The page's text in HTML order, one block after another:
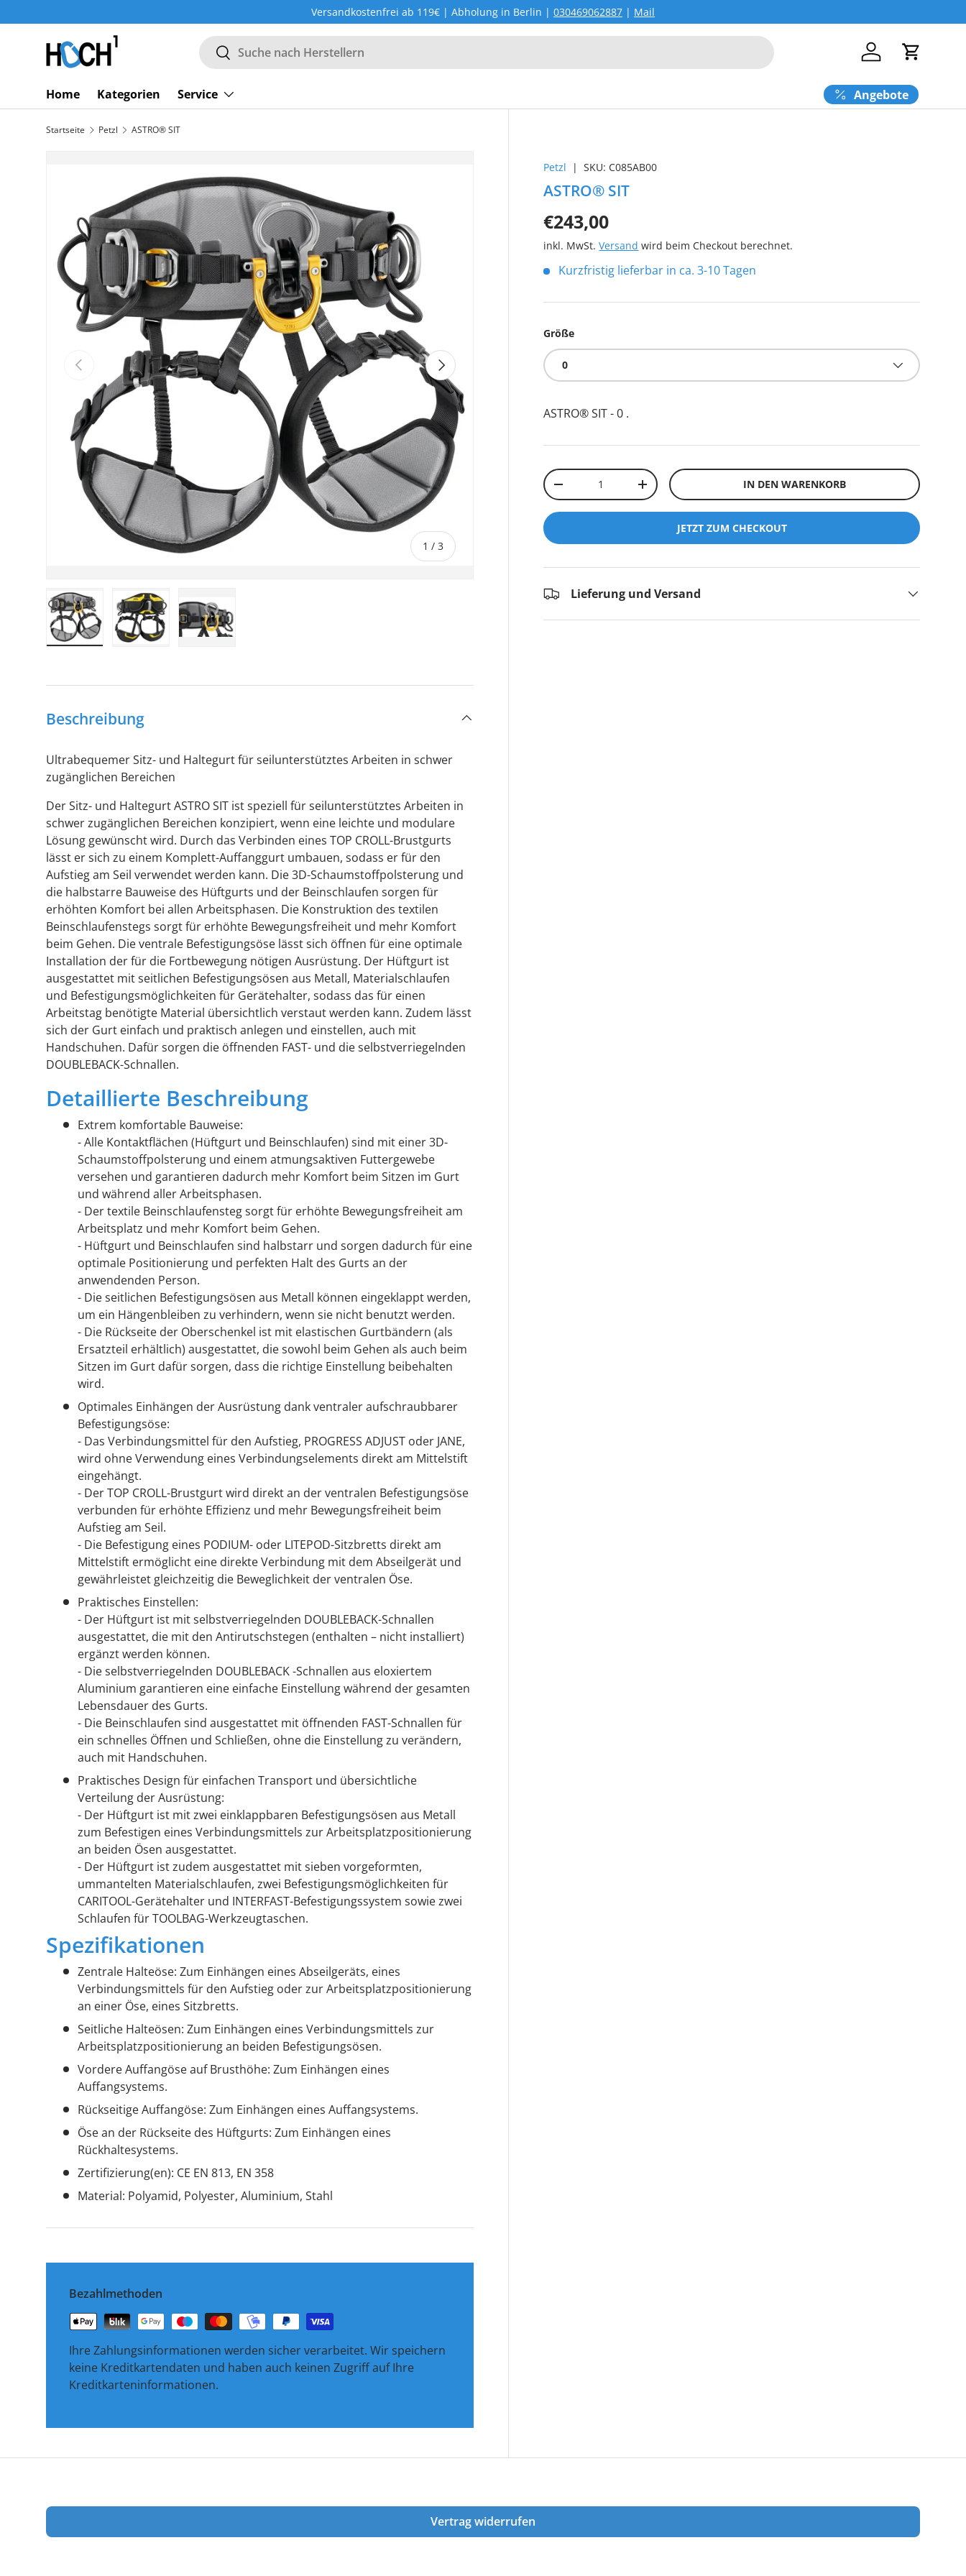
DIREKT ZUM INHALT
Versandkostenfrei ab 119€ | Abholung in Berlin | 030469062887 | Mail
Suchen
Suchen Einloggen
Home Kategorien Service Angebote
Startseite Petzl ASTRO® SIT
VORHERIGE
1 /von
3
NÄCHSTE
Petzl |SKU: C085AB00
ASTRO® SIT
€243,00
inkl. MwSt.Versand wird beim Checkout berechnet.
Kurzfristig lieferbar in ca. 3-10 Tagen
Größe
0
ASTRO® SIT - 0 .
Anzahl
-
+ IN DEN WARENKORB
JETZT ZUM CHECKOUT
Lieferung und Versand
Beschreibung
Ultrabequemer Sitz- und Haltegurt für seilunterstütztes Arbeiten in schwer
zugänglichen Bereichen
Der Sitz- und Haltegurt ASTRO SIT ist speziell für seilunterstütztes Arbeiten in
schwer zugänglichen Bereichen konzipiert, wenn eine leichte und modulare
Lösung gewünscht wird. Durch das Verbinden eines TOP CROLL-Brustgurts
lässt er sich zu einem Komplett-Auffanggurt umbauen, sodass er für den
Aufstieg am Seil verwendet werden kann. Die 3D-Schaumstoffpolsterung und
die halbstarre Bauweise des Hüftgurts und der Beinschlaufen sorgen für
erhöhten Komfort bei allen Arbeitsphasen. Die Konstruktion des textilen
Beinschlaufenstegs sorgt für erhöhte Bewegungsfreiheit und mehr Komfort
beim Gehen. Die ventrale Befestigungsöse lässt sich öffnen für eine optimale
Installation der für die Fortbewegung nötigen Ausrüstung. Der Hüftgurt ist
ausgestattet mit seitlichen Befestigungsösen aus Metall, Materialschlaufen
und Befestigungsmöglichkeiten für Gerätehalter, sodass das für einen
Arbeitstag benötigte Material übersichtlich verstaut werden kann. Zudem lässt
sich der Gurt einfach und praktisch anlegen und einstellen, auch mit
Handschuhen. Dafür sorgen die öffnenden FAST- und die selbstverriegelnden
DOUBLEBACK-Schnallen.
Detaillierte Beschreibung
Extrem komfortable Bauweise:
- Alle Kontaktflächen (Hüftgurt und Beinschlaufen) sind mit einer 3D-
Schaumstoffpolsterung und einem atmungsaktiven Futtergewebe
versehen und garantieren dadurch mehr Komfort beim Sitzen im Gurt
und während aller Arbeitsphasen.
- Der textile Beinschlaufensteg sorgt für erhöhte Bewegungsfreiheit am
Arbeitsplatz und mehr Komfort beim Gehen.
- Hüftgurt und Beinschlaufen sind halbstarr und sorgen dadurch für eine
optimale Positionierung und perfekten Halt des Gurts an der
anwendenden Person.
- Die seitlichen Befestigungsösen aus Metall können eingeklappt werden,
um ein Hängenbleiben zu verhindern, wenn sie nicht benutzt werden.
- Die Rückseite der Oberschenkel ist mit elastischen Gurtbändern (als
Ersatzteil erhältlich) ausgestattet, die sowohl beim Gehen als auch beim
Sitzen im Gurt dafür sorgen, dass die richtige Einstellung beibehalten
wird.
Optimales Einhängen der Ausrüstung dank ventraler aufschraubbarer
Befestigungsöse:
- Das Verbindungsmittel für den Aufstieg, PROGRESS ADJUST oder JANE,
wird ohne Verwendung eines Verbindungselements direkt am Mittelstift
eingehängt.
- Der TOP CROLL-Brustgurt wird direkt an der ventralen Befestigungsöse
verbunden für erhöhte Effizienz und mehr Bewegungsfreiheit beim
Aufstieg am Seil.
- Die Befestigung eines PODIUM- oder LITEPOD-Sitzbretts direkt am
Mittelstift ermöglicht eine direkte Verbindung mit dem Abseilgerät und
gewährleistet gleichzeitig die Beweglichkeit der ventralen Öse.
Praktisches Einstellen:
- Der Hüftgurt ist mit selbstverriegelnden DOUBLEBACK-Schnallen
ausgestattet, die mit den Antirutschstegen (enthalten – nicht installiert)
ergänzt werden können.
- Die selbstverriegelnden DOUBLEBACK -Schnallen aus eloxiertem
Aluminium garantieren eine einfache Einstellung während der gesamten
Lebensdauer des Gurts.
- Die Beinschlaufen sind ausgestattet mit öffnenden FAST-Schnallen für
ein schnelles Öffnen und Schließen, ohne die Einstellung zu verändern,
auch mit Handschuhen.
Praktisches Design für einfachen Transport und übersichtliche
Verteilung der Ausrüstung:
- Der Hüftgurt ist mit zwei einklappbaren Befestigungsösen aus Metall
zum Befestigen eines Verbindungsmittels zur Arbeitsplatzpositionierung
an beiden Ösen ausgestattet.
- Der Hüftgurt ist zudem ausgestattet mit sieben vorgeformten,
ummantelten Materialschlaufen, zwei Befestigungsmöglichkeiten für
CARITOOL-Gerätehalter und INTERFAST-Befestigungssystem sowie zwei
Schlaufen für TOOLBAG-Werkzeugtaschen.
Spezifikationen
Zentrale Halteöse: Zum Einhängen eines Abseilgeräts, eines
Verbindungsmittels für den Aufstieg oder zur Arbeitsplatzpositionierung
an einer Öse, eines Sitzbretts.
Seitliche Halteösen: Zum Einhängen eines Verbindungsmittels zur
Arbeitsplatzpositionierung an beiden Befestigungsösen.
Vordere Auffangöse auf Brusthöhe: Zum Einhängen eines
Auffangsystems.
Rückseitige Auffangöse: Zum Einhängen eines Auffangsystems.
Öse an der Rückseite des Hüftgurts: Zum Einhängen eines
Rückhaltesystems.
Zertifizierung(en): CE EN 813, EN 358
Material: Polyamid, Polyester, Aluminium, Stahl
Bezahlmethoden
Ihre Zahlungsinformationen werden sicher verarbeitet. Wir speichern
keine Kreditkartendaten und haben auch keinen Zugriff auf Ihre
Kreditkarteninformationen.
Vertrag widerrufen